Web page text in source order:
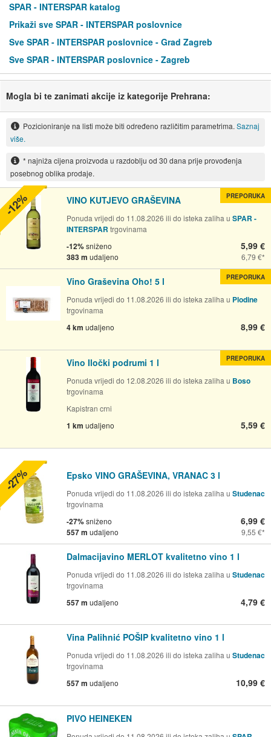
SPAR - INTERSPAR katalog
Prikaži sve SPAR - INTERSPAR poslovnice
Sve SPAR - INTERSPAR poslovnice - Grad Zagreb
Sve SPAR - INTERSPAR poslovnice - Zagreb
Mogla bi te zanimati akcije iz kategorije Prehrana:
Pozicioniranje na listi može biti određeno različitim parametrima. Saznaj
više.
* najniža cijena proizvoda u razdoblju od 30 dana prije provođenja
posebnog oblika prodaje.
VINO KUTJEVO GRAŠEVINA
Ponuda vrijedi do 11.08.2026 ili do isteka zaliha u SPAR -
INTERSPAR trgovinama
-12%sniženo
383 m udaljeno
5,99 €
6,79 €
PREPORUKA
-12%
Vino Graševina Oho! 5 l
Ponuda vrijedi do 11.08.2026 ili do isteka zaliha u Plodine
trgovinama
4 km udaljeno 8,99 €
PREPORUKA
Vino Iločki podrumi 1 l
Ponuda vrijedi do 12.08.2026 ili do isteka zaliha u Boso
trgovinama
Kapistran crni
1 km udaljeno 5,59 €
PREPORUKA
Epsko VINO GRAŠEVINA, VRANAC 3 l
Ponuda vrijedi do 11.08.2026 ili do isteka zaliha u Studenac
trgovinama
-27%sniženo
557 m udaljeno
6,99 €
9,55 €
-27%
Dalmacijavino MERLOT kvalitetno vino 1 l
Ponuda vrijedi do 11.08.2026 ili do isteka zaliha u Studenac
trgovinama
557 m udaljeno 4,79 €
Vina Palihnić POŠIP kvalitetno vino 1 l
Ponuda vrijedi do 11.08.2026 ili do isteka zaliha u Studenac
trgovinama
557 m udaljeno 10,99 €
PIVO HEINEKEN